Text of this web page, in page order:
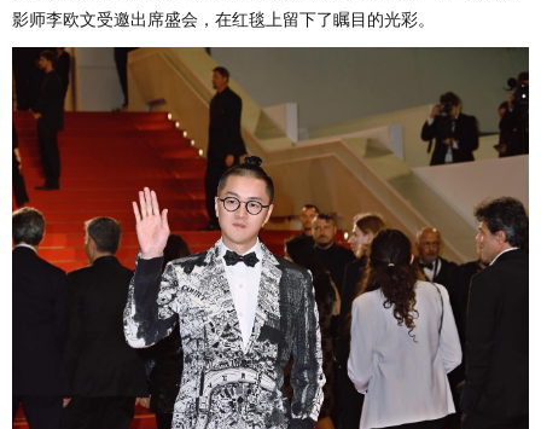
影师李欧文受邀出席盛会，在红毯上留下了瞩目的光彩。